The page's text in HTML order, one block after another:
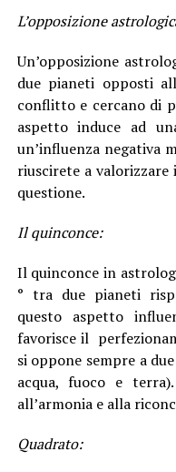
L’opposizione
Un’opposizione
due pianeti opposti
conflitto e cercano di
aspetto induce ad
un’influenza negativa
riuscirete a
questione.
Il quinconce:
Il quinconce in
° tra due pianeti
questo aspetto
favorisce il
si oppone sempre a
acqua, fuoco e
all’armonia e alla
Quadrato: